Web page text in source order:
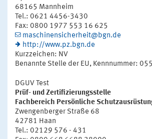
68165 Mannheim
Tel.: 0621 4456-3430
Fax: 0800 1977 553 16 625
maschinensicherheit@bgn.de
http://www.pz.bgn.de
Kurzzeichen: NV
Benannte Stelle der EU, Kennnummer:
DGUV Test
Prüf- und Zertifizierungsstelle
Fachbereich Persönliche
Zwengenberger Straße 68
42781 Haan
Tel.: 02129 576 - 431